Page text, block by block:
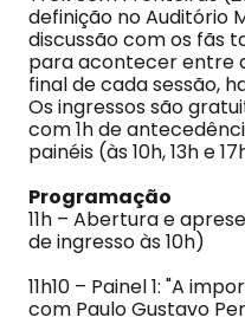
definição no Auditório
discussão com os fãs
para acontecer entre
final de cada sessão,
Os ingressos são
com 1h de
painéis (às 10h, 13h e
Programação
11h – Abertura e
de ingresso às 10h)
11h10 – Painel 1: "A
com Paulo Gustavo